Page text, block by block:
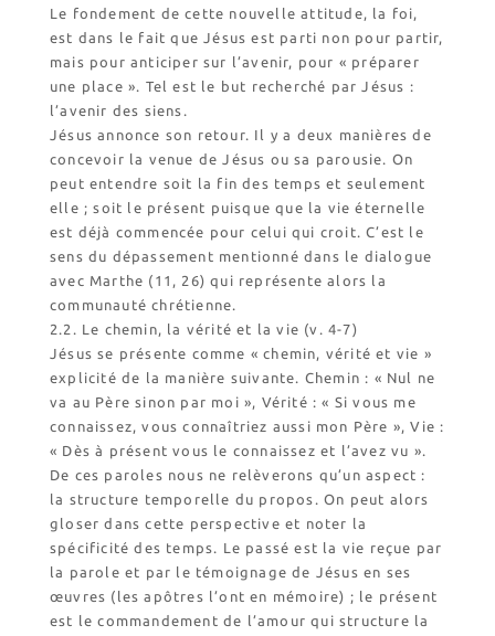
Le fondement de cette nouvelle attitude, la foi,
est dans le fait que Jésus est parti non pour partir,
mais pour anticiper sur l’avenir, pour « préparer
une place ». Tel est le but recherché par Jésus :
l’avenir des siens.
Jésus annonce son retour. Il y a deux manières de
concevoir la venue de Jésus ou sa parousie. On
peut entendre soit la fin des temps et seulement
elle ; soit le présent puisque que la vie éternelle
est déjà commencée pour celui qui croit. C’est le
sens du dépassement mentionné dans le dialogue
avec Marthe (11, 26) qui représente alors la
communauté chrétienne.
2.2. Le chemin, la vérité et la vie (v. 4-7)
Jésus se présente comme « chemin, vérité et vie »
explicité de la manière suivante. Chemin : « Nul ne
va au Père sinon par moi », Vérité : « Si vous me
connaissez, vous connaîtriez aussi mon Père », Vie :
« Dès à présent vous le connaissez et l’avez vu ».
De ces paroles nous ne relèverons qu’un aspect :
la structure temporelle du propos. On peut alors
gloser dans cette perspective et noter la
spécificité des temps. Le passé est la vie reçue par
la parole et par le témoignage de Jésus en ses
œuvres (les apôtres l’ont en mémoire) ; le présent
est le commandement de l’amour qui structure la